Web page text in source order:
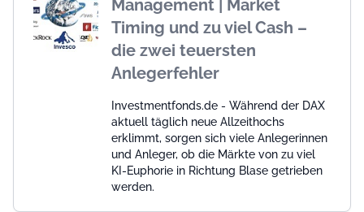
Management | Market
Timing und zu viel Cash –
die zwei teuersten
Anlegerfehler
Investmentfonds.de - Während der DAX
aktuell täglich neue Allzeithochs
erklimmt, sorgen sich viele Anlegerinnen
und Anleger, ob die Märkte von zu viel
KI-Euphorie in Richtung Blase getrieben
werden.